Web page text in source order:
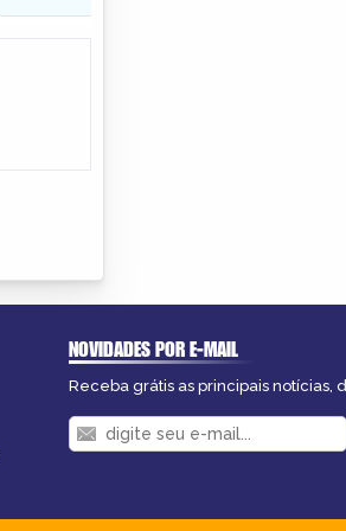
NOVIDADES POR E-MAIL
Receba grátis as principais notícias,